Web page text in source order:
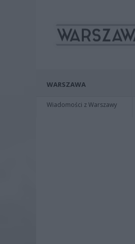
WARSZAWA
Wiadomości z Warszawy